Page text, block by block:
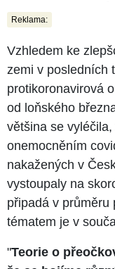
Reklama:
Vzhledem ke
zemi v posledních
protikoronavirová
od loňského
většina se
onemocněním
nakažených v
vystoupaly na
připadá v průměru
tématem je v
"Teorie o